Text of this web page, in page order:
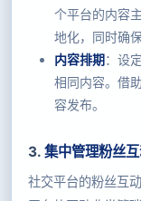
个平台的内容
地化，同时确
内容排期：设
相同内容。借
容发布。
3. 集中管理粉丝
社交平台的粉丝互